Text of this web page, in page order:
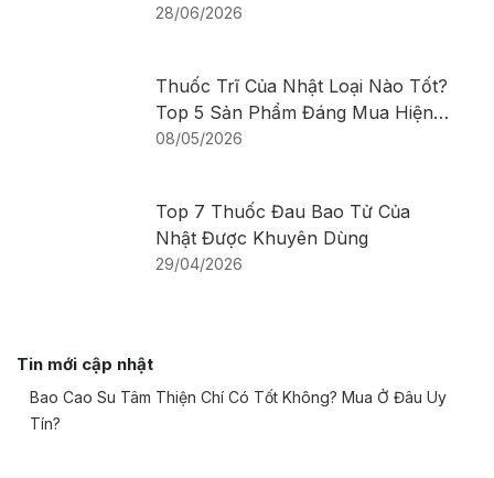
28/06/2026
Thuốc Trĩ Của Nhật Loại Nào Tốt?
Top 5 Sản Phẩm Đáng Mua Hiện
Nay
08/05/2026
Top 7 Thuốc Đau Bao Tử Của
Nhật Được Khuyên Dùng
29/04/2026
Tin mới cập nhật
Bao Cao Su Tâm Thiện Chí Có Tốt Không? Mua Ở Đâu Uy
Tín?